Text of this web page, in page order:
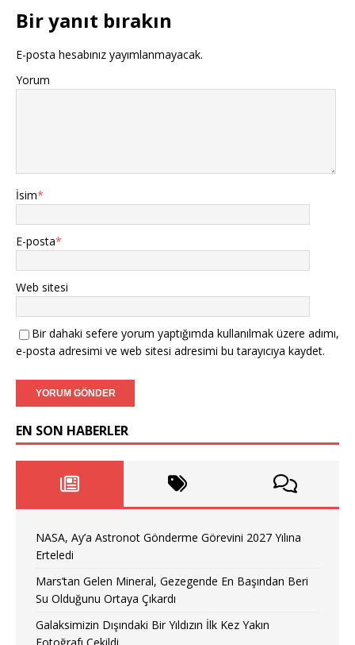
Bir yanıt bırakın
E-posta hesabınız yayımlanmayacak.
Yorum
İsim*
E-posta*
Web sitesi
Bir dahaki sefere yorum yaptığımda kullanılmak üzere adımı,
e-posta adresimi ve web sitesi adresimi bu tarayıcıya kaydet.
EN SON HABERLER
NASA, Ay’a Astronot Gönderme Görevini 2027 Yılına
Erteledi
Mars’tan Gelen Mineral, Gezegende En Başından Beri
Su Olduğunu Ortaya Çıkardı
Galaksimizin Dışındaki Bir Yıldızın İlk Kez Yakın